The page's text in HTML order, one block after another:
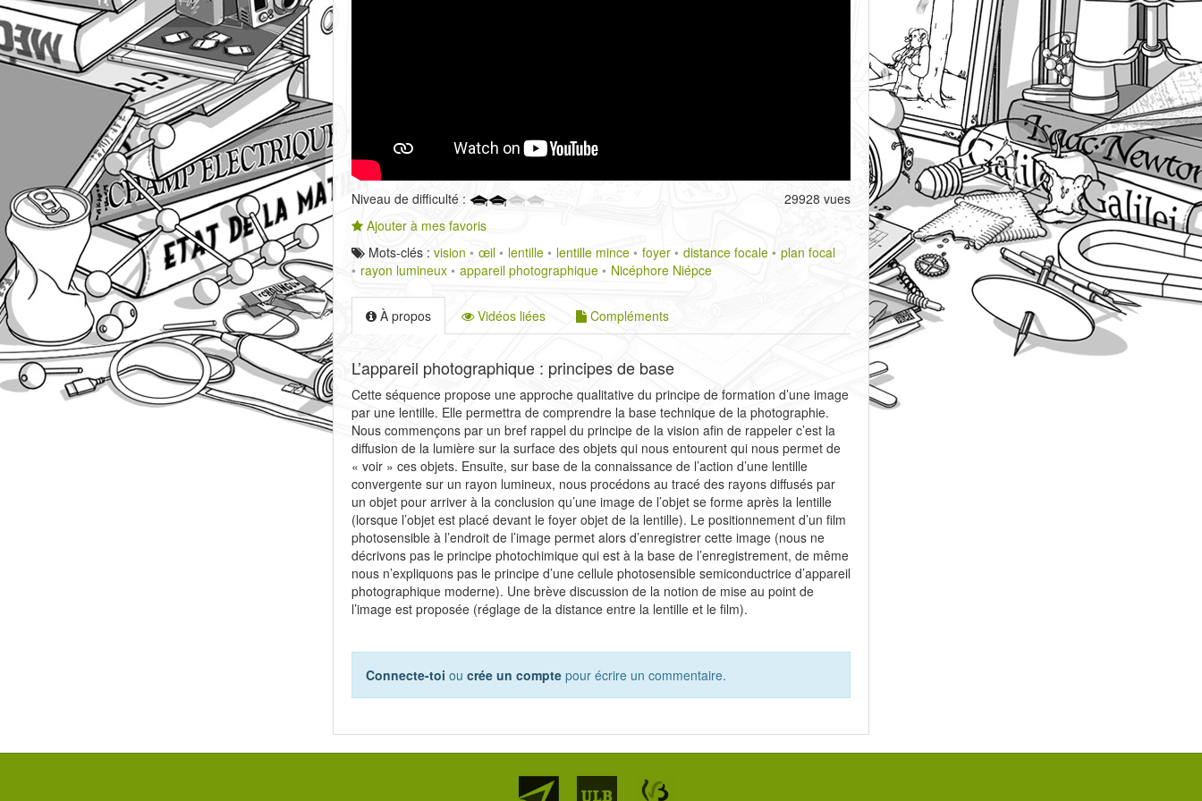
Niveau de difficulté :
Ajouter à mes favoris
29928 vues
Mots-clés : vision œil lentille lentille mince foyer distance focale
plan focal
rayon lumineux
appareil photographique Nicéphore Niépce
À propos Vidéos liées Compléments
L’appareil photographique : principes de base
Cette séquence propose une approche qualitative du principe de formation d’une image
par une lentille. Elle permettra de comprendre la base technique de la photographie.
Nous commençons par un bref rappel du principe de la vision afin de rappeler c’est la
diffusion de la lumière sur la surface des objets qui nous entourent qui nous permet de
« voir » ces objets. Ensuite, sur base de la connaissance de l’action d’une lentille
convergente sur un rayon lumineux, nous procédons au tracé des rayons diffusés par
un objet pour arriver à la conclusion qu’une image de l’objet se forme après la lentille
(lorsque l’objet est placé devant le foyer objet de la lentille). Le positionnement d’un film
photosensible à l’endroit de l’image permet alors d’enregistrer cette image (nous ne
décrivons pas le principe photochimique qui est à la base de l’enregistrement, de même
nous n’expliquons pas le principe d’une cellule photosensible semiconductrice d’appareil
photographique moderne). Une brève discussion de la notion de mise au point de
l’image est proposée (réglage de la distance entre la lentille et le film).
Connecte-toi ou crée un compte pour écrire un commentaire.
Partenaires